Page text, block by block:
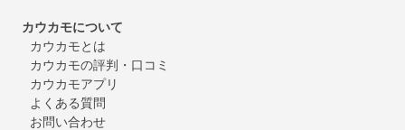
カウカモについて
カウカモとは
カウカモの評判・口コミ
カウカモアプリ
よくある質問
お問い合わせ